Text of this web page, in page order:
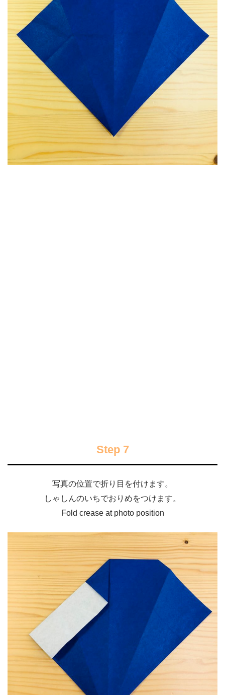
Step 7
写真の位置で折り目を付けます。
しゃしんのいちでおりめをつけます。
Fold crease at photo position